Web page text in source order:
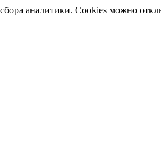
аналитики. Cookies можно